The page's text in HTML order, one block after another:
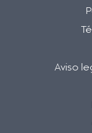
Aviso